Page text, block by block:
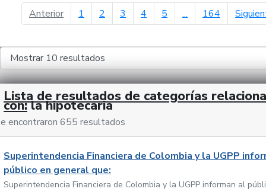
Anteriorpágina anterior
1 2 3 4 5 ... 164
Lista de resultados de categorías
con: la hipotecaria
encontraron 655 resultados
Superintendencia Financiera de Colombia y la UGPP
público en general que:
Superintendencia Financiera de Colombia y la UGPP informan al